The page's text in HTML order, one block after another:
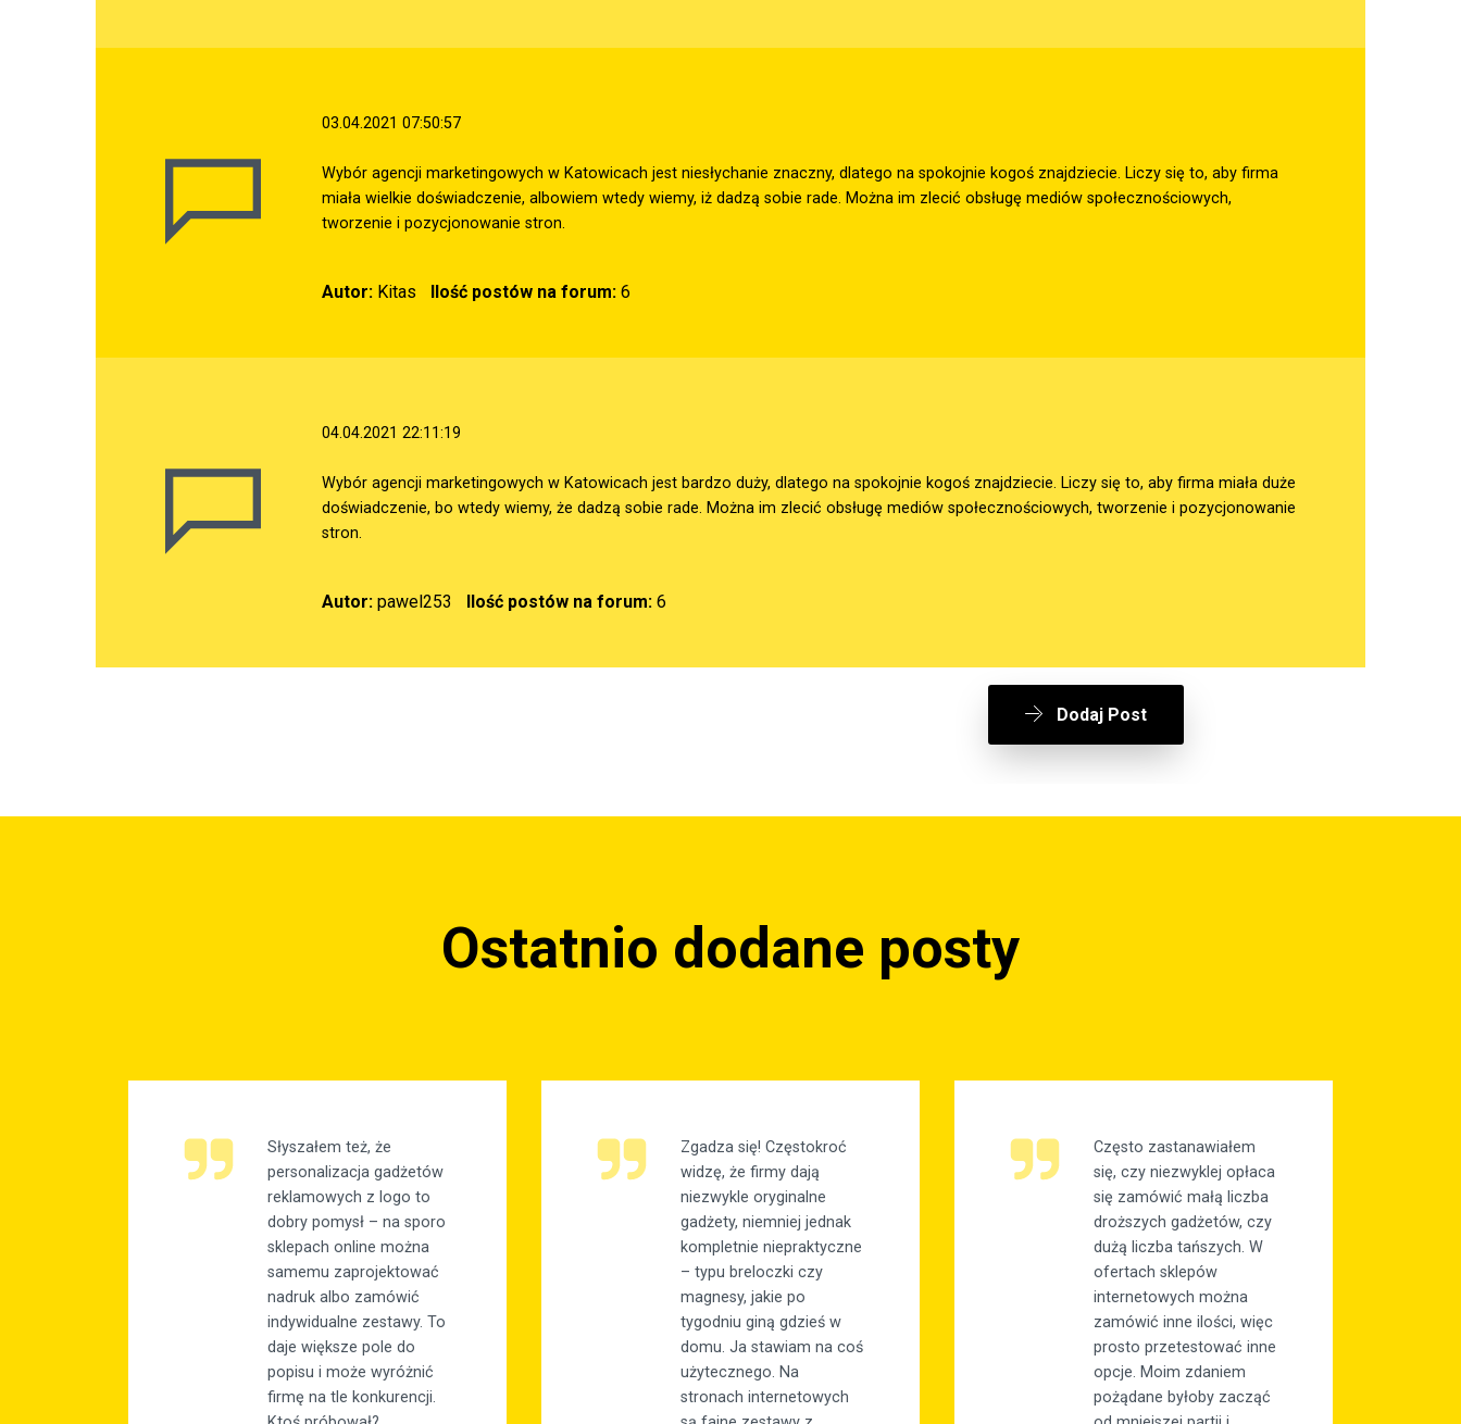
03.04.2021 07:50:57
Wybór agencji marketingowych w Katowicach jest niesłychanie znaczny, dlatego na spokojnie kogoś znajdziecie. Liczy się to, aby firma
miała wielkie doświadczenie, albowiem wtedy wiemy, iż dadzą sobie rade. Można im zlecić obsługę mediów społecznościowych,
tworzenie i pozycjonowanie stron.
Autor: Kitas Ilość postów na forum:6
04.04.2021 22:11:19
Wybór agencji marketingowych w Katowicach jest bardzo duży, dlatego na spokojnie kogoś znajdziecie. Liczy się to, aby firma miała duże
doświadczenie, bo wtedy wiemy, że dadzą sobie rade. Można im zlecić obsługę mediów społecznościowych, tworzenie i pozycjonowanie
stron.
Autor: pawel253 Ilość postów na forum:6
Dodaj Post
Ostatnio dodane posty
Słyszałem też, że
personalizacja gadżetów
reklamowych z logo to
dobry pomysł – na sporo
sklepach online można
samemu zaprojektować
nadruk albo zamówić
indywidualne zestawy. To
daje większe pole do
popisu i może wyróżnić
firmę na tle konkurencji.
Zgadza się! Częstokroć
widzę, że firmy dają
niezwykle oryginalne
gadżety, niemniej jednak
kompletnie niepraktyczne
– typu breloczki czy
magnesy, jakie po
tygodniu giną gdzieś w
domu. Ja stawiam na coś
użytecznego. Na
stronach internetowych
Często zastanawiałem
się, czy niezwyklej opłaca
się zamówić małą liczba
droższych gadżetów, czy
dużą liczba tańszych. W
ofertach sklepów
internetowych można
zamówić inne ilości, więc
prosto przetestować inne
opcje. Moim zdaniem
pożądane byłoby zacząć